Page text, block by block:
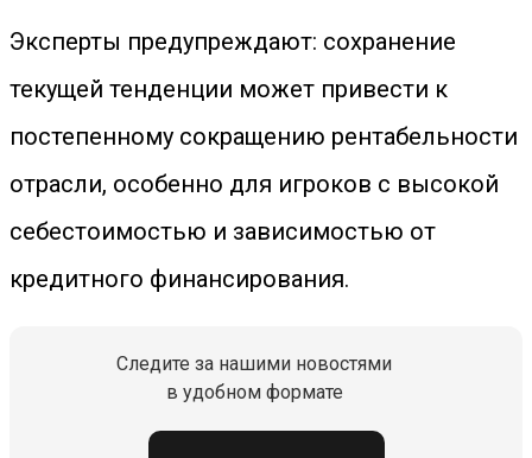
Эксперты предупреждают: сохранение
текущей тенденции может привести к
постепенному сокращению рентабельности
отрасли, особенно для игроков с высокой
себестоимостью и зависимостью от
кредитного финансирования.
Следите за нашими новостями
в удобном формате